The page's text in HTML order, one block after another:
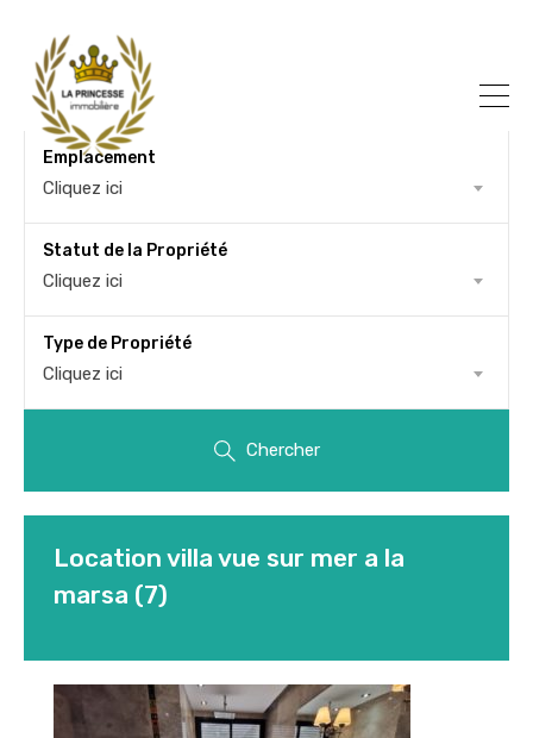
Emplacement
Cliquez ici
Statut de la Propriété
Cliquez ici
Type de Propriété
Cliquez ici
Chercher
Location villa vue sur mer a la
marsa (7)